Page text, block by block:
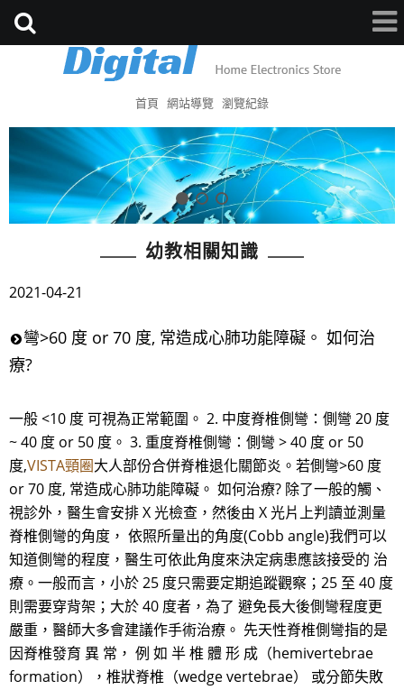
首頁 網站導覽 瀏覽紀錄
幼教相關知識
2021-04-21
彎>60 度 or 70 度, 常造成心肺功能障礙。 如何治
療?
一般 <10 度 可視為正常範圍。 2. 中度脊椎側彎：側彎 20 度
~ 40 度 or 50 度。 3. 重度脊椎側彎：側彎 > 40 度 or 50
度,VISTA頸圈大人部份合併脊椎退化關節炎。若側彎>60 度
or 70 度, 常造成心肺功能障礙。 如何治療? 除了一般的觸、
視診外，醫生會安排 X 光檢查，然後由 X 光片上判讀並測量
脊椎側彎的角度， 依照所量出的角度(Cobb angle)我們可以
知道側彎的程度，醫生可依此角度來決定病患應該接受的 治
療。一般而言，小於 25 度只需要定期追蹤觀察；25 至 40 度
則需要穿背架；大於 40 度者，為了 避免長大後側彎程度更
嚴重，醫師大多會建議作手術治療。 先天性脊椎側彎指的是
因脊椎發育 異 常， 例 如 半 椎 體 形 成（hemivertebrae
formation），椎狀脊椎（wedge vertebrae） 或分節失敗